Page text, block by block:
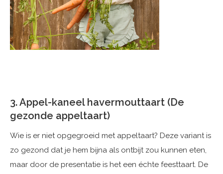
3. Appel-kaneel havermouttaart (De
gezonde appeltaart)
Wie is er niet opgegroeid met appeltaart? Deze variant is
zo gezond dat je hem bijna als ontbijt zou kunnen eten,
maar door de presentatie is het een échte feesttaart. De